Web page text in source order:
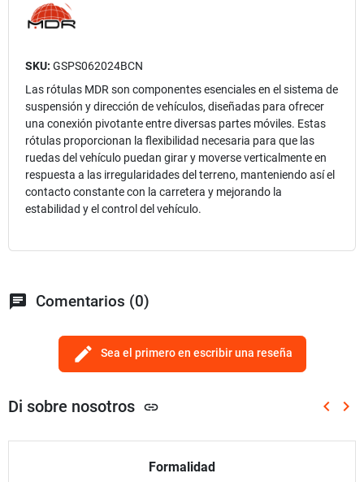
SKU: GSPS062024BCN
Las rótulas MDR son componentes esenciales en el sistema de
suspensión y dirección de vehículos, diseñadas para ofrecer
una conexión pivotante entre diversas partes móviles. Estas
rótulas proporcionan la flexibilidad necesaria para que las
ruedas del vehículo puedan girar y moverse verticalmente en
respuesta a las irregularidades del terreno, manteniendo así el
contacto constante con la carretera y mejorando la
estabilidad y el control del vehículo.
chat Comentarios (0)
edit Sea el primero en escribir una reseña
Di sobre nosotros link keyboard_arrow_left keyboard_arrow_right
Formalidad